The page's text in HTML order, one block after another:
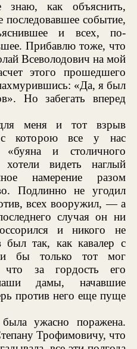
как объяснить,
последовавшее событие,
и всех, по-
Прибавлю тоже, что
Всеволодович на мой
этого прошедшего
«Да, я был
Но забегать вперед
меня и тот взрыв
с которою все у нас
«буяна и столичного
хотели видеть наглый
намерение разом
Подлинно не угодил
всех вооружил, — а
случая он ни
и никого не
так, как кавалер с
бы только тот мог
что за гордость его
дамы, начавшие
против него еще пуще
ужасно поражена.
Трофимовичу, что